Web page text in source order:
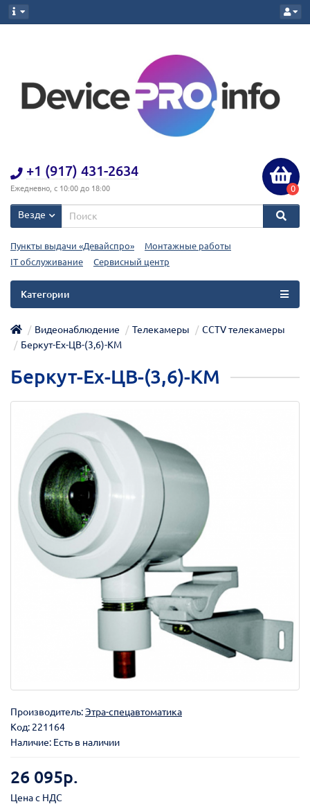
+1 (917) 431-2634
Ежедневно, с 10:00 до 18:00 0
Везде
Пункты выдачи «Девайспро»
Монтажные работы
IT обслуживание
Сервисный центр
Категории
Видеонаблюдение Телекамеры
CCTV телекамеры
Беркут-Ex-ЦВ-(3,6)-КМ
Беркут-Ex-ЦВ-(3,6)-КМ
Производитель:Этра-спецавтоматика
Код: 221164
Наличие: Есть в наличии
26 095р.
Цена с НДС